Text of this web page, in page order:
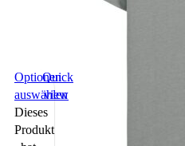
Optionen
auswählen
Dieses
Produkt
Quick
view